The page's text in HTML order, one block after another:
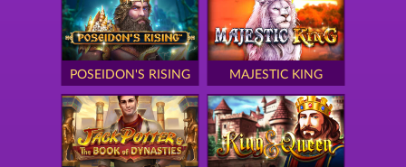
POSEIDON'S RISING MAJESTIC KING